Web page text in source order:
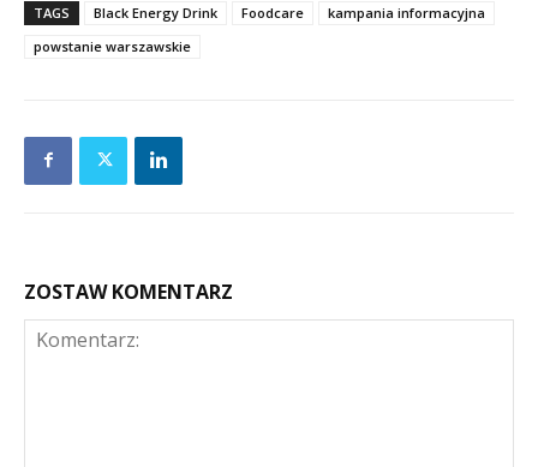
TAGS Black Energy Drink Foodcare
kampania informacyjna
powstanie warszawskie
ZOSTAW KOMENTARZ